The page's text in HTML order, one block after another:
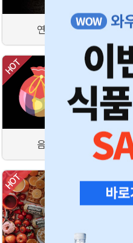
연애 심리테스트
심리테스트
음식 성격테스트
심리테스트